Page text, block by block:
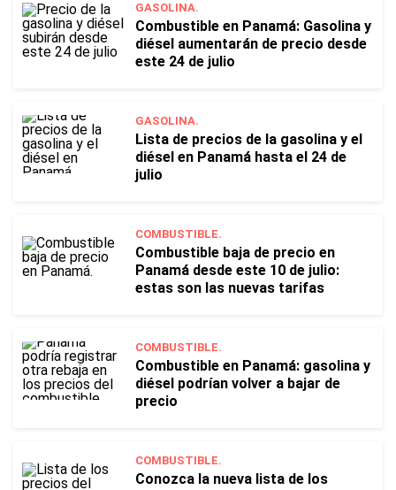
GASOLINA.
Combustible en Panamá: Gasolina y
diésel aumentarán de precio desde
este 24 de julio
GASOLINA.
Lista de precios de la gasolina y el
diésel en Panamá hasta el 24 de
julio
COMBUSTIBLE.
Combustible baja de precio en
Panamá desde este 10 de julio:
estas son las nuevas tarifas
COMBUSTIBLE.
Combustible en Panamá: gasolina y
diésel podrían volver a bajar de
precio
COMBUSTIBLE.
Conozca la nueva lista de los